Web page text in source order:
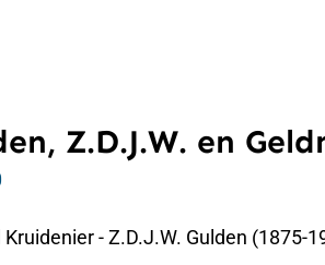
Z.D.J.W. en
Kruidenier - Z.D.J.W. Gulden